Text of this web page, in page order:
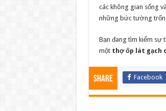
các không gian sống
những bức tường
Bạn đang tìm kiếm sự
một thợ ốp lát gạch
Share Facebook